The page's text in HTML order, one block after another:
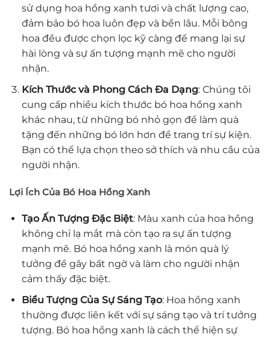
sử dụng hoa hồng xanh tươi và chất lượng cao,
đảm bảo bó hoa luôn đẹp và bền lâu. Mỗi bông
hoa đều được chọn lọc kỹ càng để mang lại sự
hài lòng và sự ấn tượng mạnh mẽ cho người
nhận.
Kích Thước và Phong Cách Đa Dạng: Chúng tôi
cung cấp nhiều kích thước bó hoa hồng xanh
khác nhau, từ những bó nhỏ gọn để làm quà
tặng đến những bó lớn hơn để trang trí sự kiện.
Bạn có thể lựa chọn theo sở thích và nhu cầu của
người nhận.
Lợi Ích Của Bó Hoa Hồng Xanh
Tạo Ấn Tượng Đặc Biệt: Màu xanh của hoa hồng
không chỉ lạ mắt mà còn tạo ra sự ấn tượng
mạnh mẽ. Bó hoa hồng xanh là món quà lý
tưởng để gây bất ngờ và làm cho người nhận
cảm thấy đặc biệt.
Biểu Tượng Của Sự Sáng Tạo: Hoa hồng xanh
thường được liên kết với sự sáng tạo và trí tưởng
tượng. Bó hoa hồng xanh là cách thể hiện sự